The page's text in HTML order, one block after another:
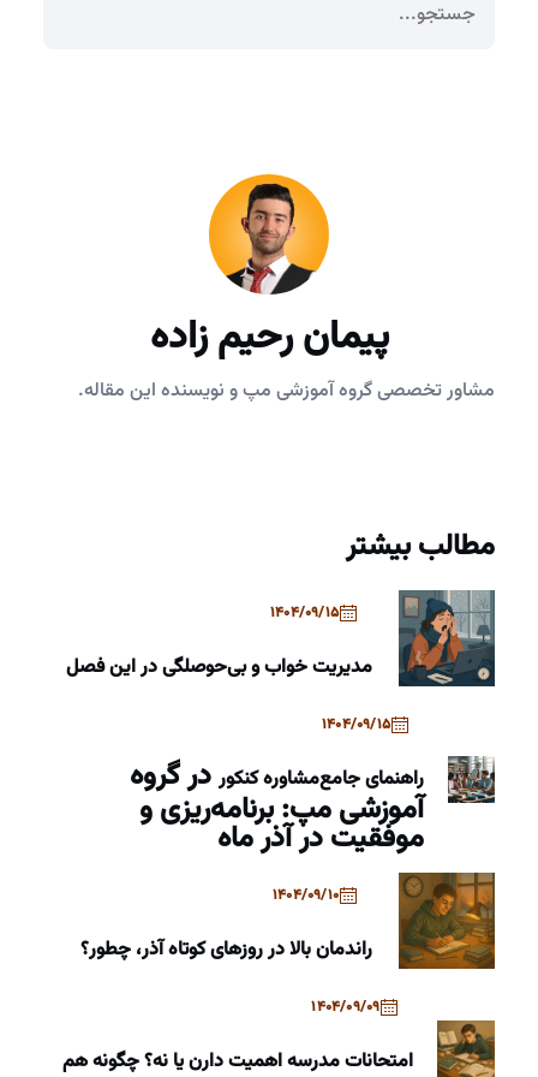
پیمان رحیم زاده
مشاور تخصصی گروه آموزشی مپ و نویسنده این مقاله.
مطالب بیشتر
1404/09/15
مدیریت خواب و بی‌حوصلگی در این فصل
1404/09/15
راهنمای جامعمشاوره کنکوردر گروه
آموزشی مپ: برنامه‌ریزی و
موفقیت در آذر ماه
1404/09/10
راندمان بالا در روزهای کوتاه آذر، چطور؟
1404/09/09
امتحانات مدرسه اهمیت دارن یا نه؟ چگونه هم